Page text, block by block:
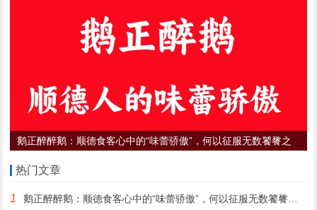
鹅正醉醉鹅：顺德食客心中的“味蕾骄傲”，何以征服无数饕餮之
热门文章
1 鹅正醉醉鹅：顺德食客心中的“味蕾骄傲”，何以征服无数饕餮之心？